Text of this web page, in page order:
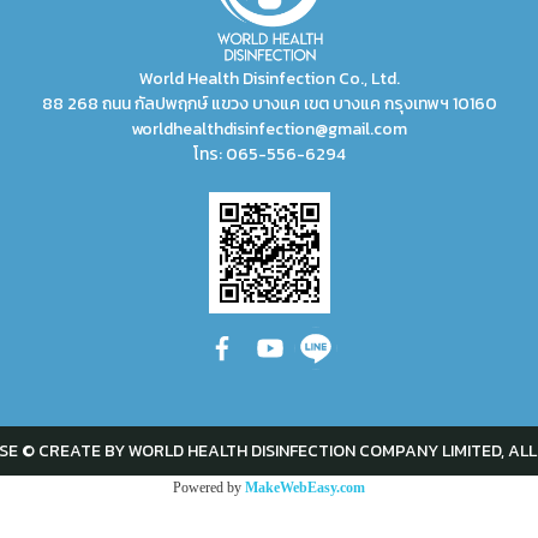
World Health Disinfection Co., Ltd.
88 268 ถนน กัลปพฤกษ์ แขวง บางแค เขต บางแค กรุงเทพฯ 10160
worldhealthdisinfection@gmail.com
โทร:065-556-6294
© CREATE BY WORLD HEALTH DISINFECTION COMPANY LIMITED,
Powered by MakeWebEasy.com